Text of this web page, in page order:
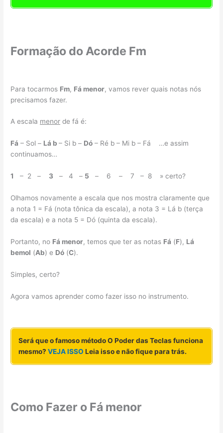
Formação do Acorde Fm
Para tocarmos Fm, Fá menor, vamos rever quais notas nós
precisamos fazer.
A escala menor de fá é:
Fá – Sol – Lá b– Si b – Dó – Ré b – Mi b – Fá …e assim
continuamos…
1 – 2 – 3 – 4 – 5 – 6 – 7 – 8 » certo?
Olhamos novamente a escala que nos mostra claramente que
a nota 1 = Fá (nota tônica da escala), a nota 3 = Lá b (terça
da escala) e a nota 5 = Dó (quinta da escala).
Portanto, no Fá menor, temos que ter as notas Fá (F), Lá
bemol (Ab) e Dó (C).
Simples, certo?
Agora vamos aprender como fazer isso no instrumento.
Será que o famoso método O Poder das Teclas funciona
mesmo? VEJA ISSO Leia isso e não fique para trás.
Como Fazer o Fá menor